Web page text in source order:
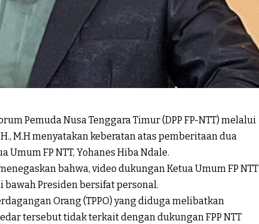
Pemuda Nusa Tenggara Timur (DPP FP-NTT) melalui
M.H menyatakan keberatan atas pemberitaan dua
FP NTT, Yohanes Hiba Ndale.
bahwa, video dukungan Ketua Umum FP NTT
Presiden bersifat personal.
Orang (TPPO) yang diduga melibatkan
tersebut tidak terkait dengan dukungan FPP NTT